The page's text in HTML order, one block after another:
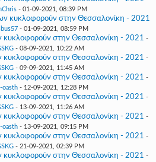
- 01-09-2021, 08:39 PM
κυκλοφορούν στην Θεσσαλονίκη - 2021
- 01-09-2021, 08:59 PM
κυκλοφορούν στην Θεσσαλονίκη - 2021 -
- 08-09-2021, 10:22 AM
κυκλοφορούν στην Θεσσαλονίκη - 2021 -
- 09-09-2021, 11:45 AM
κυκλοφορούν στην Θεσσαλονίκη - 2021 -
oasth- 12-09-2021, 12:28 PM
κυκλοφορούν στην Θεσσαλονίκη - 2021 -
- 13-09-2021, 11:26 AM
κυκλοφορούν στην Θεσσαλονίκη - 2021 -
oasth- 13-09-2021, 09:15 PM
κυκλοφορούν στην Θεσσαλονίκη - 2021 -
- 21-09-2021, 02:39 PM
κυκλοφορούν στην Θεσσαλονίκη - 2021 -